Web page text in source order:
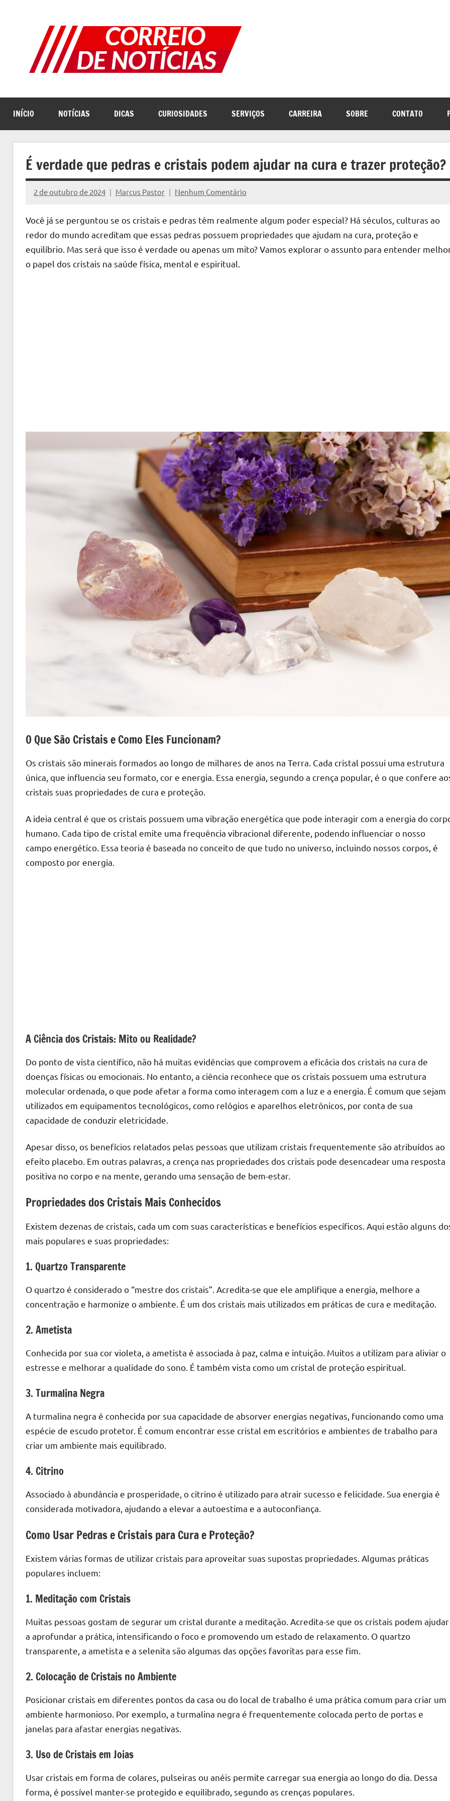
de
Notícias
internet
INÍCIO NOTÍCIAS DICAS CURIOSIDADES SERVIÇOS CARREIRA SOBRE CONTATO
É verdade que pedras e cristais podem ajudar na cura e trazer proteção?
2 de outubro de 2024 Marcus Pastor Nenhum Comentário
Você já se perguntou se os cristais e pedras têm realmente algum poder especial? Há séculos, culturas ao
redor do mundo acreditam que essas pedras possuem propriedades que ajudam na cura, proteção e
equilíbrio. Mas será que isso é verdade ou apenas um mito? Vamos explorar o assunto para entender
o papel dos cristais na saúde física, mental e espiritual.
O Que São Cristais e Como Eles Funcionam?
Os cristais são minerais formados ao longo de milhares de anos na Terra. Cada cristal possui uma estrutura
única, que influencia seu formato, cor e energia. Essa energia, segundo a crença popular, é o que confere
cristais suas propriedades de cura e proteção.
A ideia central é que os cristais possuem uma vibração energética que pode interagir com a energia do
humano. Cada tipo de cristal emite uma frequência vibracional diferente, podendo influenciar o nosso
campo energético. Essa teoria é baseada no conceito de que tudo no universo, incluindo nossos corpos, é
composto por energia.
A Ciência dos Cristais: Mito ou Realidade?
Do ponto de vista científico, não há muitas evidências que comprovem a eficácia dos cristais na cura de
doenças físicas ou emocionais. No entanto, a ciência reconhece que os cristais possuem uma estrutura
molecular ordenada, o que pode afetar a forma como interagem com a luz e a energia. É comum que sejam
utilizados em equipamentos tecnológicos, como relógios e aparelhos eletrônicos, por conta de sua
capacidade de conduzir eletricidade.
Apesar disso, os benefícios relatados pelas pessoas que utilizam cristais frequentemente são atribuídos ao
efeito placebo. Em outras palavras, a crença nas propriedades dos cristais pode desencadear uma resposta
positiva no corpo e na mente, gerando uma sensação de bem-estar.
Propriedades dos Cristais Mais Conhecidos
Existem dezenas de cristais, cada um com suas características e benefícios específicos. Aqui estão alguns
mais populares e suas propriedades:
1. Quartzo Transparente
O quartzo é considerado o “mestre dos cristais”. Acredita-se que ele amplifique a energia, melhore a
concentração e harmonize o ambiente. É um dos cristais mais utilizados em práticas de cura e meditação.
2. Ametista
Conhecida por sua cor violeta, a ametista é associada à paz, calma e intuição. Muitos a utilizam para aliviar o
estresse e melhorar a qualidade do sono. É também vista como um cristal de proteção espiritual.
3. Turmalina Negra
A turmalina negra é conhecida por sua capacidade de absorver energias negativas, funcionando como uma
espécie de escudo protetor. É comum encontrar esse cristal em escritórios e ambientes de trabalho para
criar um ambiente mais equilibrado.
4. Citrino
Associado à abundância e prosperidade, o citrino é utilizado para atrair sucesso e felicidade. Sua energia é
considerada motivadora, ajudando a elevar a autoestima e a autoconfiança.
Como Usar Pedras e Cristais para Cura e Proteção?
Existem várias formas de utilizar cristais para aproveitar suas supostas propriedades. Algumas práticas
populares incluem:
1. Meditação com Cristais
Muitas pessoas gostam de segurar um cristal durante a meditação. Acredita-se que os cristais podem ajudar
a aprofundar a prática, intensificando o foco e promovendo um estado de relaxamento. O quartzo
transparente, a ametista e a selenita são algumas das opções favoritas para esse fim.
2. Colocação de Cristais no Ambiente
Posicionar cristais em diferentes pontos da casa ou do local de trabalho é uma prática comum para criar um
ambiente harmonioso. Por exemplo, a turmalina negra é frequentemente colocada perto de portas e
janelas para afastar energias negativas.
3. Uso de Cristais em Joias
Usar cristais em forma de colares, pulseiras ou anéis permite carregar sua energia ao longo do dia. Dessa
forma, é possível manter-se protegido e equilibrado, segundo as crenças populares.